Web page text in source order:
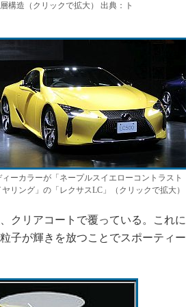
構造（クリックで拡大） 出典：ト
ィーカラーが「ネープルスイエローコントラスト
ヤリング」の「レクサスLC」（クリックで拡大）
クリアコートで覆っている。これに
子が輝きを放つことでスポーティー